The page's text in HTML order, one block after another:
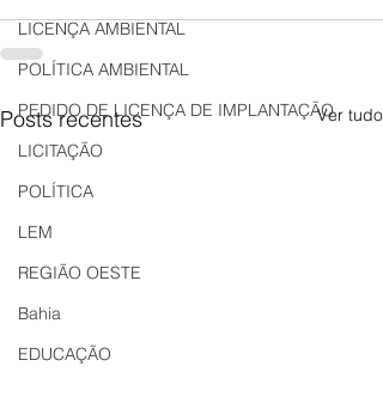
LICENÇA AMBIENTAL
POLÍTICA AMBIENTAL
PEDIDO DE LICENÇA DE IMPLANTAÇÃO
LICITAÇÃO
POLÍTICA
LEM
REGIÃO OESTE
Bahia
EDUCAÇÃO
Posts recentes Ver tudo